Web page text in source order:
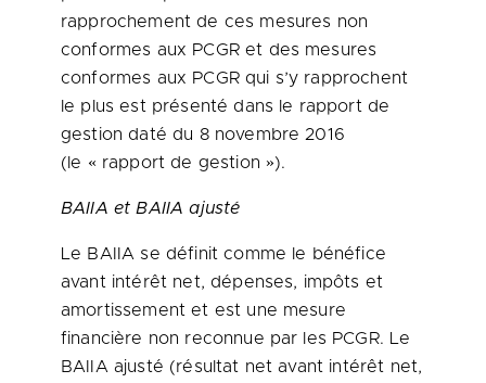
rapprochement de ces mesures non
conformes aux PCGR et des mesures
conformes aux PCGR qui s’y rapprochent
le plus est présenté dans le rapport de
gestion daté du 8 novembre 2016
(le « rapport de gestion »).
BAIIA et BAIIA ajusté
Le BAIIA se définit comme le bénéfice
avant intérêt net, dépenses, impôts et
amortissement et est une mesure
financière non reconnue par les PCGR. Le
BAIIA ajusté (résultat net avant intérêt net,